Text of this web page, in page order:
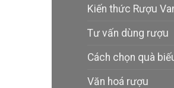
Kiến thức Rượu
Tư vấn dùng rượu
Cách chọn quà
Văn hoá rượu